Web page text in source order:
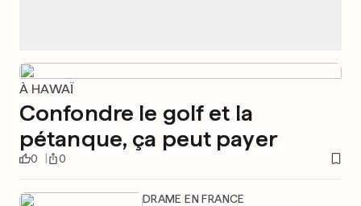
À HAWAÏ
Confondre le golf et la
pétanque, ça peut payer
0 0
DRAME EN FRANCE